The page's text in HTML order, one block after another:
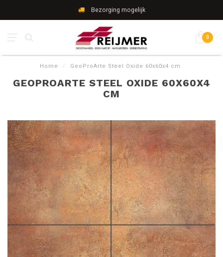
Bezorging mogelijk
0
Home / GeoProArte Steel Oxide 60x60x4 cm
GEOPROARTE STEEL OXIDE 60X60X4
CM